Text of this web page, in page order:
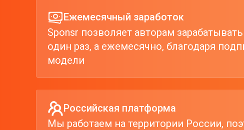
Ежемесячный заработок
Sponsr позволяет авторам
один раз, а ежемесячно, благодаря
модели
Российская платформа
Мы работаем на территории России,